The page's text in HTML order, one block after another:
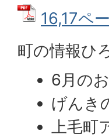
16,17ペ
町の情報ひ
6月の
げんき
上毛